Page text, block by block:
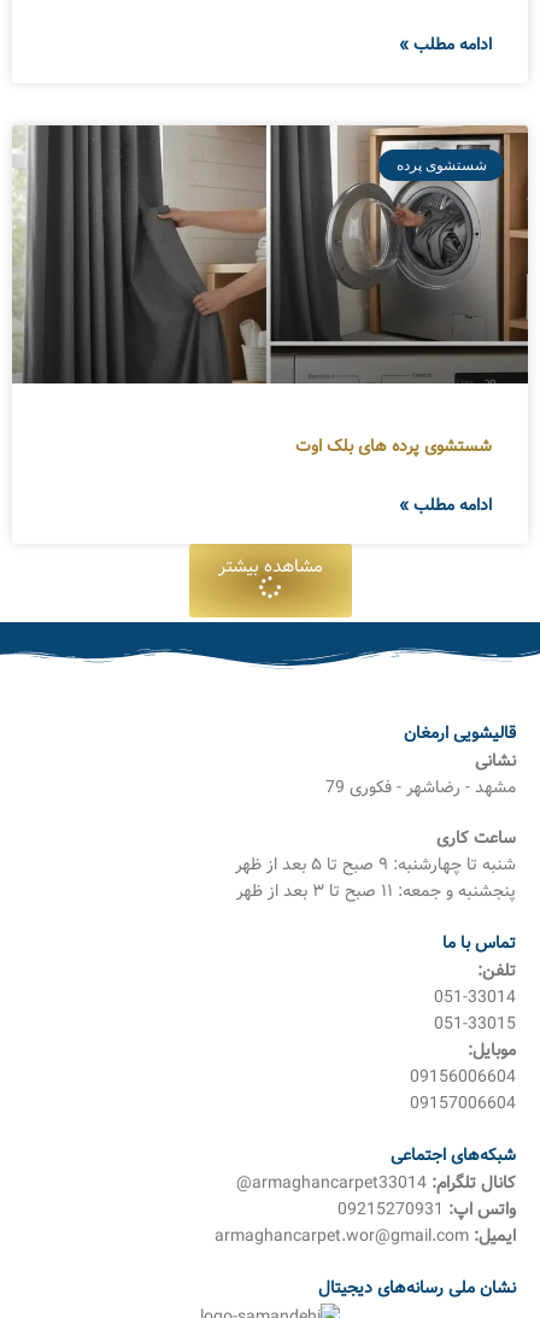
ادامه مطلب »
شستشوی پرده
شستشوی پرده های بلک اوت
ادامه مطلب »
مشاهده بیشتر
قالیشویی ارمغان
نشانی
مشهد - رضاشهر - فکوری 79
ساعت کاری
شنبه تا چهارشنبه: ۹ صبح تا ۵ بعد از ظهر
پنجشنبه و جمعه: ۱۱ صبح تا ۳ بعد از ظهر
تماس با ما
تلفن:
051-33014
051-33015
موبایل:
09156006604
09157006604
شبکه‌های اجتماعی
کانال تلگرام:
واتس اپ: 09215270931
ایمیل:
نشان ملی رسانه‌های دیجیتال